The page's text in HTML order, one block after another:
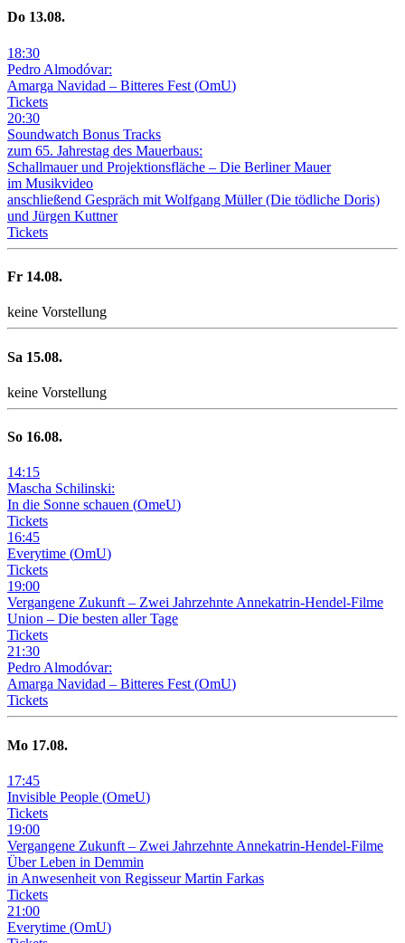
Do 13.08.
18:30
Pedro Almodóvar:
Amarga Navidad – Bitteres Fest (OmU)
Tickets
20:30
Soundwatch Bonus Tracks
zum 65. Jahrestag des Mauerbaus:
Schallmauer und Projektionsfläche – Die Berliner Mauer
im Musikvideo
anschließend Gespräch mit Wolfgang Müller (Die tödliche Doris)
und Jürgen Kuttner
Tickets
Fr 14.08.
keine Vorstellung
Sa 15.08.
keine Vorstellung
So 16.08.
14:15
Mascha Schilinski:
In die Sonne schauen (OmeU)
Tickets
16:45
Everytime (OmU)
Tickets
19:00
Vergangene Zukunft – Zwei Jahrzehnte Annekatrin-Hendel-Filme
Union – Die besten aller Tage
Tickets
21 :30
Pedro Almodóvar:
Amarga Navidad – Bitteres Fest (OmU)
Tickets
Mo 17.08.
17:45
Invisible People (OmeU)
Tickets
19:00
Vergangene Zukunft – Zwei Jahrzehnte Annekatrin-Hendel-Filme
Über Leben in Demmin
in Anwesenheit von Regisseur Martin Farkas
Tickets
21 :00
Everytime (OmU)